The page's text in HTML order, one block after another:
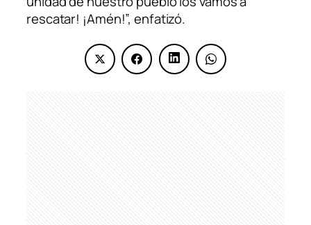
rescatar! ¡Amén!”, enfatizó.